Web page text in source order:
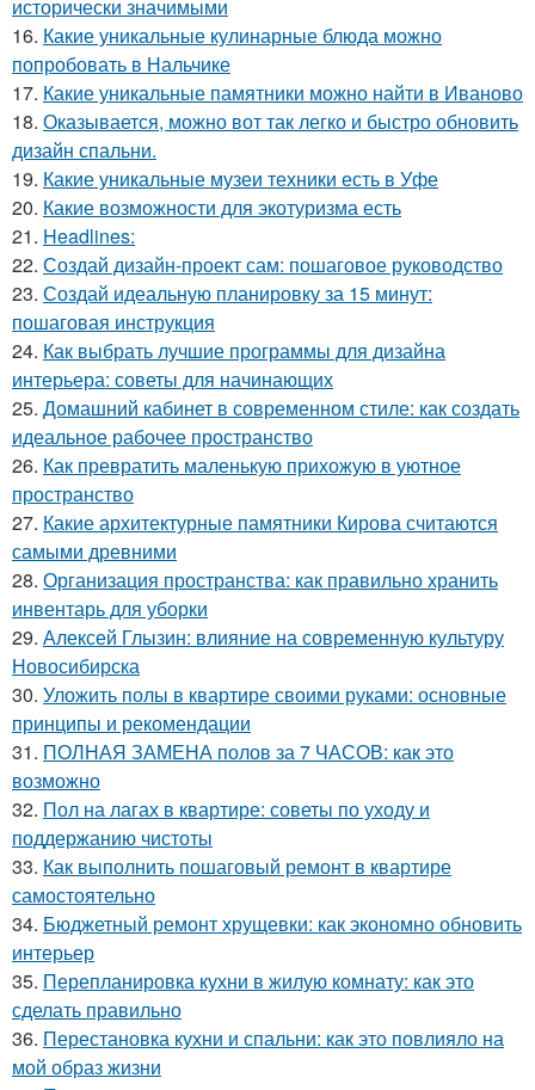
исторически значимыми
16. Какие уникальные кулинарные блюда можно
попробовать в Нальчике
17. Какие уникальные памятники можно найти в Иваново
18. Оказывается, можно вот так легко и быстро обновить
дизайн спальни.
19. Какие уникальные музеи техники есть в Уфе
20. Какие возможности для экотуризма есть
21. Headlines:
22. Создай дизайн-проект сам: пошаговое руководство
23. Создай идеальную планировку за 15 минут:
пошаговая инструкция
24. Как выбрать лучшие программы для дизайна
интерьера: советы для начинающих
25. Домашний кабинет в современном стиле: как создать
идеальное рабочее пространство
26. Как превратить маленькую прихожую в уютное
пространство
27. Какие архитектурные памятники Кирова считаются
самыми древними
28. Организация пространства: как правильно хранить
инвентарь для уборки
29. Алексей Глызин: влияние на современную культуру
Новосибирска
30. Уложить полы в квартире своими руками: основные
принципы и рекомендации
31. ПОЛНАЯ ЗАМЕНА полов за 7 ЧАСОВ: как это
возможно
32. Пол на лагах в квартире: советы по уходу и
поддержанию чистоты
33. Как выполнить пошаговый ремонт в квартире
самостоятельно
34. Бюджетный ремонт хрущевки: как экономно обновить
интерьер
35. Перепланировка кухни в жилую комнату: как это
сделать правильно
36. Перестановка кухни и спальни: как это повлияло на
мой образ жизни